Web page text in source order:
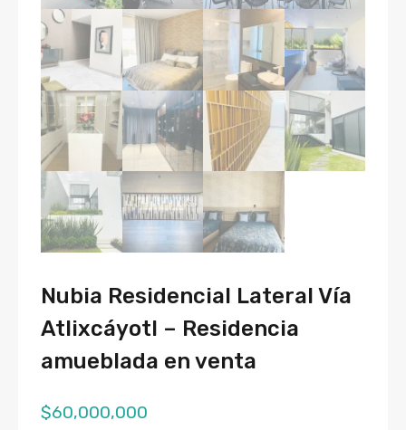
Nubia Residencial Lateral Vía
Atlixcáyotl – Residencia
amueblada en venta
$60,000,000